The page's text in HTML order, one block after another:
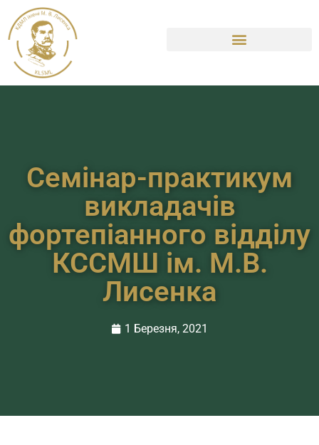
Семінар-практикум
викладачів
фортепіанного відділу
КССМШ ім. М.В.
Лисенка
1 Березня, 2021